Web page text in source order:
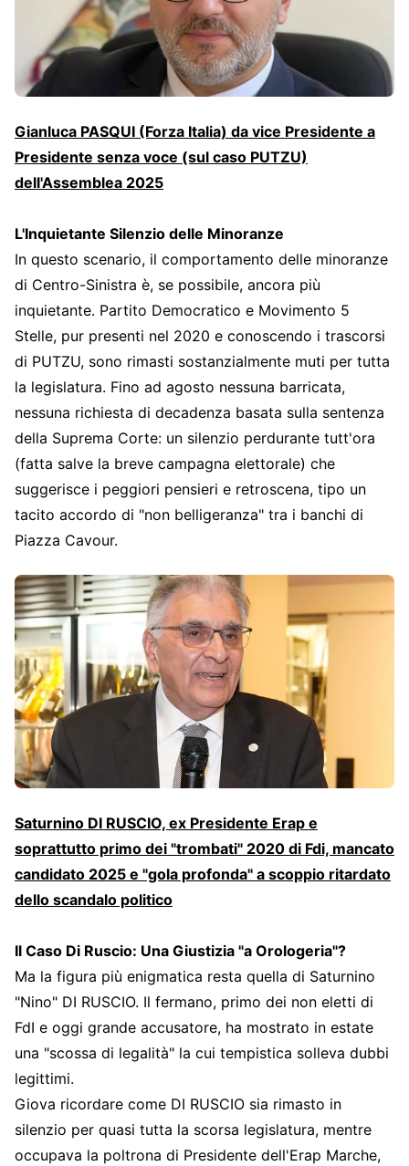
Gianluca PASQUI (Forza Italia) da vice Presidente a
Presidente senza voce (sul caso PUTZU)
dell'Assemblea 2025
L'Inquietante Silenzio delle Minoranze
In questo scenario, il comportamento delle minoranze
di Centro-Sinistra è, se possibile, ancora più
inquietante. Partito Democratico e Movimento 5
Stelle, pur presenti nel 2020 e conoscendo i trascorsi
di PUTZU, sono rimasti sostanzialmente muti per tutta
la legislatura. Fino ad agosto nessuna barricata,
nessuna richiesta di decadenza basata sulla sentenza
della Suprema Corte: un silenzio perdurante tutt'ora
(fatta salve la breve campagna elettorale) che
suggerisce i peggiori pensieri e retroscena, tipo un
tacito accordo di "non belligeranza" tra i banchi di
Piazza Cavour.
Saturnino DI RUSCIO, ex Presidente Erap e
soprattutto primo dei "trombati" 2020 di Fdi, mancato
candidato 2025 e "gola profonda" a scoppio ritardato
dello scandalo politico
Il Caso Di Ruscio: Una Giustizia "a Orologeria"?
Ma la figura più enigmatica resta quella di Saturnino
"Nino" DI RUSCIO. Il fermano, primo dei non eletti di
FdI e oggi grande accusatore, ha mostrato in estate
una "scossa di legalità" la cui tempistica solleva dubbi
legittimi.
Giova ricordare come DI RUSCIO sia rimasto in
silenzio per quasi tutta la scorsa legislatura, mentre
occupava la poltrona di Presidente dell'Erap Marche,